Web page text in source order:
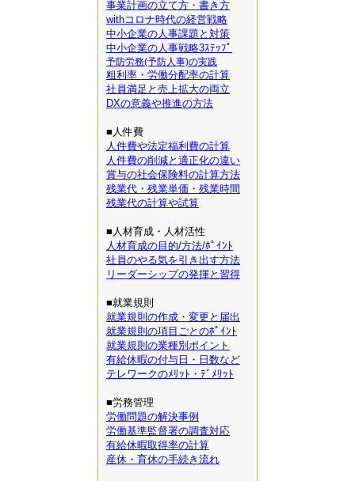
事業計画の立て方・書き方
withコロナ時代の経営戦略
中小企業の人事課題と対策
中小企業の人事戦略3ｽﾃｯﾌﾟ
予防労務(予防人事)の実践
粗利率・労働分配率の計算
社員満足と売上拡大の両立
DXの意義や推進の方法
■人件費
人件費や法定福利費の計算
人件費の削減と適正化の違い
賞与の社会保険料の計算方法
残業代・残業単価・残業時間
残業代の計算や試算
■人材育成・人材活性
人材育成の目的/方法/ﾎﾟｲﾝﾄ
社員のやる気を引き出す方法
リーダーシップの発揮と習得
■就業規則
就業規則の作成・変更と届出
就業規則の項目ごとのﾎﾟｲﾝﾄ
就業規則の業種別ポイント
有給休暇の付与日・日数など
テレワークのﾒﾘｯﾄ・ﾃﾞﾒﾘｯﾄ
■労務管理
労働問題の解決事例
労働基準監督署の調査対応
有給休暇取得率の計算
産休・育休の手続き流れ